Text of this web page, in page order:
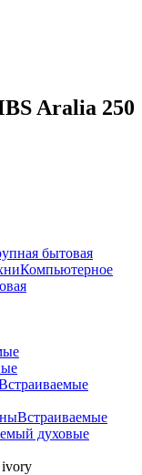
Aralia 250
бытовая
Компьютерное
Встраиваемые
духовые
ivory